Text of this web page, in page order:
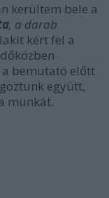
kerültem bele a
, a darab
kért fel a
a bemutató előtt
együtt,
munkát.